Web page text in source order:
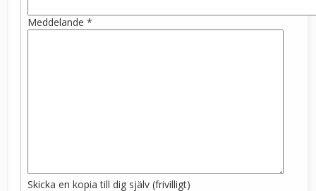
Meddelande *
Skicka en kopia till dig själv (frivilligt)